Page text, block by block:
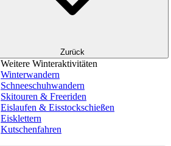
Zurück
Weitere Winteraktivitäten
Winterwandern
Schneeschuhwandern
Skitouren & Freeriden
Eislaufen & Eisstockschießen
Eisklettern
Kutschenfahren